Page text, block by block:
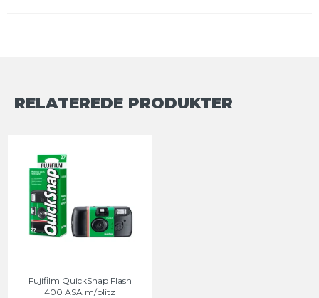
RELATEREDE PRODUKTER
Fujifilm QuickSnap Flash
400 ASA m/blitz